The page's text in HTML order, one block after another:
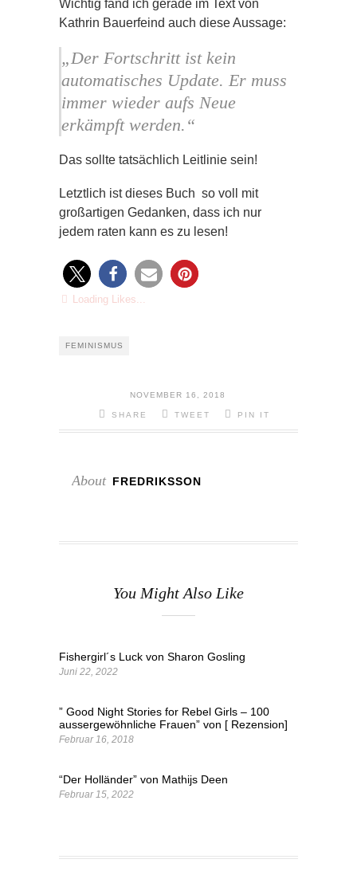
Wichtig fand ich gerade im Text von
Kathrin Bauerfeind auch diese Aussage:
„ Der Fortschritt ist kein
automatisches Update. Er muss
immer wieder aufs Neue
erkämpft werden.“
Das sollte tatsächlich Leitlinie sein!
Letztlich ist dieses Buch so voll mit
großartigen Gedanken, dass ich nur
jedem raten kann es zu lesen!
Loading Likes...
FEMINISMUS
NOVEMBER 16, 2018
SHARE TWEET PIN IT
About FREDRIKSSON
You Might Also Like
Fishergirl´s Luck von Sharon Gosling
Juni 22, 2022
” Good Night Stories for Rebel Girls – 100
aussergewöhnliche Frauen” von [ Rezension]
Februar 16, 2018
“Der Holländer” von Mathijs Deen
Februar 15, 2022